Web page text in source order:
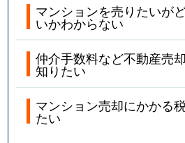
マンションを売りたいが
いかわからない
仲介手数料など不動産売
知りたい
マンション売却にかかる
たい